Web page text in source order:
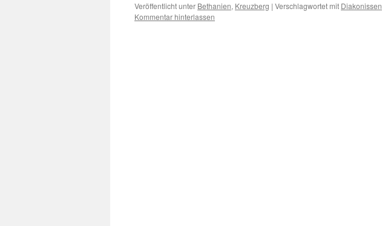
Veröffentlicht unter Bethanien, Kreuzberg | Verschlagwortet mit Diakonissen
Kommentar hinterlassen